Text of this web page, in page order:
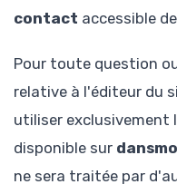
contact accessible
Pour toute question
relative à l'éditeur du
utiliser exclusivement
disponible sur
ne sera traitée par